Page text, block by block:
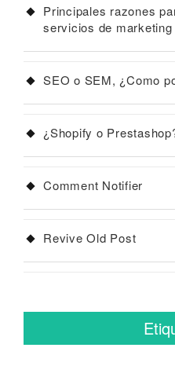
Principales razones
servicios de marketing
SEO o SEM, ¿Como
¿Shopify o
Comment Notifier
Revive Old Post